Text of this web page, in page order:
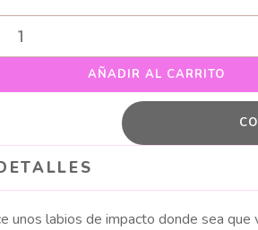
DUO
GLOOS
TINTA
AÑADIR AL CARRITO
unos labios de impacto donde sea